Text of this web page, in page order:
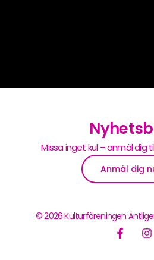
Missa inget kul – anmäl dig
Anmäl dig
© 2026 Kulturföreningen